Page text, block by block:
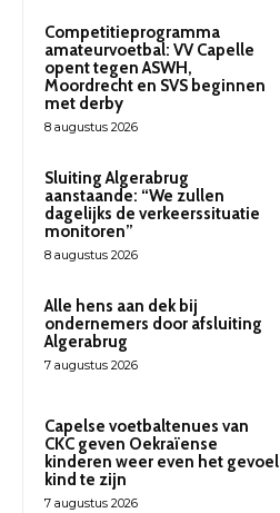
Competitieprogramma
amateurvoetbal: VV Capelle
opent tegen ASWH,
Moordrecht en SVS beginnen
met derby
8 augustus 2026
Sluiting Algerabrug
aanstaande: “We zullen
dagelijks de verkeerssituatie
monitoren”
8 augustus 2026
Alle hens aan dek bij
ondernemers door afsluiting
Algerabrug
7 augustus 2026
Capelse voetbaltenues van
CKC geven Oekraïense
kinderen weer even het gevoel
kind te zijn
7 augustus 2026